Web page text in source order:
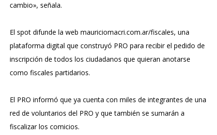
cambio», señala.
El spot difunde la web mauriciomacri.com.ar/fiscales, una
plataforma digital que construyó PRO para recibir el pedido de
inscripción de todos los ciudadanos que quieran anotarse
como fiscales partidarios.
El PRO informó que ya cuenta con miles de integrantes de una
red de voluntarios del PRO y que también se sumarán a
fiscalizar los comicios.